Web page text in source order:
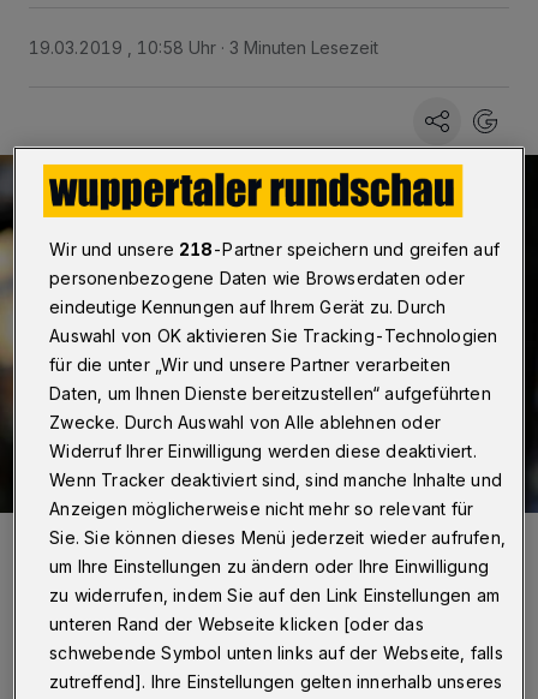
19.03.2019 , 10:58 Uhr 3 Minuten Lesezeit
Redakteur Stefan Seitz ist für die Seilbahn, aber gegen die
Foto: Bettina Osswald/BETTINA OSSWALD
Wir und unsere 218-Partner speichern und greifen auf
personenbezogene Daten wie Browserdaten oder
eindeutige Kennungen auf Ihrem Gerät zu. Durch
Auswahl von OK aktivieren Sie Tracking-Technologien
für die unter „Wir und unsere Partner verarbeiten
Daten, um Ihnen Dienste bereitzustellen“ aufgeführten
Zwecke. Durch Auswahl von Alle ablehnen oder
Widerruf Ihrer Einwilligung werden diese deaktiviert.
Wenn Tracker deaktiviert sind, sind manche Inhalte und
Anzeigen möglicherweise nicht mehr so relevant für
Sie. Sie können dieses Menü jederzeit wieder aufrufen,
um Ihre Einstellungen zu ändern oder Ihre Einwilligung
zu widerrufen, indem Sie auf den Link Einstellungen am
unteren Rand der Webseite klicken [oder das
schwebende Symbol unten links auf der Webseite, falls
zutreffend]. Ihre Einstellungen gelten innerhalb unseres